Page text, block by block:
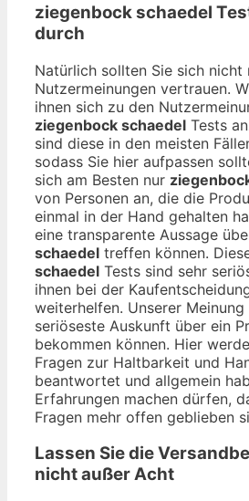
ziegenbock schaedel
durch
Natürlich sollten Sie sich nicht
Nutzermeinungen vertrauen.
ihnen sich zu den
ziegenbock schaedel Tests
sind diese in den meisten
sodass Sie hier aufpassen
sich am Besten nur
von Personen an, die die
einmal in der Hand gehalten
eine transparente Aussage
schaedel treffen können.
schaedel Tests sind sehr
ihnen bei der
weiterhelfen. Unserer
seriöseste Auskunft über ein
bekommen können. Hier
Fragen zur Haltbarkeit und
beantwortet und allgemein
Erfahrungen machen dürfen,
Fragen mehr offen geblieben
Lassen Sie die
nicht außer Acht